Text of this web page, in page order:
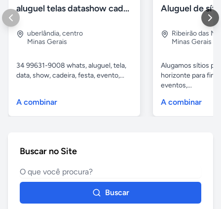
aluguel telas datashow cadeiras uberlândia
uberlândia,centro
Minas Gerais
34 99631-9008 whats, aluguel, tela,
data, show, cadeira, festa, evento,...
A combinar
Ribeirão das
Minas Gerais
Alugamos sítios
horizonte para
eventos,...
A combinar
Buscar no Site
Buscar